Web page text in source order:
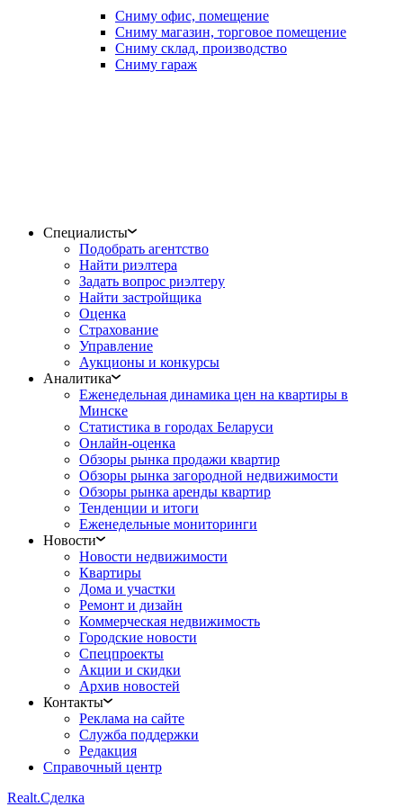
Сниму офис, помещение
Сниму магазин, торговое помещение
Сниму склад, производство
Сниму гараж
Специалисты
Подобрать агентство
Найти риэлтера
Задать вопрос риэлтеру
Найти застройщика
Оценка
Страхование
Управление
Аукционы и конкурсы
Аналитика
Еженедельная динамика цен на квартиры в
Минске
Статистика в городах Беларуси
Онлайн-оценка
Обзоры рынка продажи квартир
Обзоры рынка загородной недвижимости
Обзоры рынка аренды квартир
Тенденции и итоги
Еженедельные мониторинги
Новости
Новости недвижимости
Квартиры
Дома и участки
Ремонт и дизайн
Коммерческая недвижимость
Городские новости
Спецпроекты
Акции и скидки
Архив новостей
Контакты
Реклама на сайте
Служба поддержки
Редакция
Справочный центр
Realt.Сделка